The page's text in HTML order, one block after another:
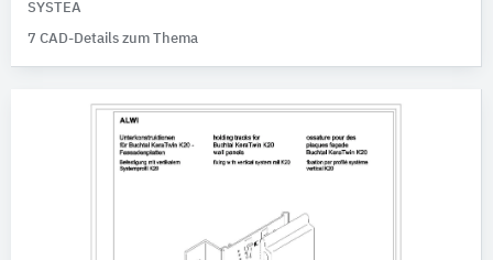
SYSTEA
7 CAD-Details zum Thema